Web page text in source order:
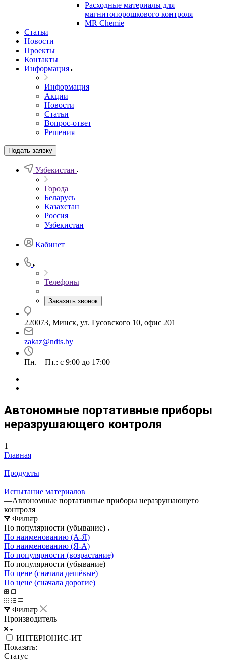
Расходные материалы для
магнитопорошкового контроля
MR Chemie
Статьи
Новости
Проекты
Контакты
Информация
Информация
Акции
Новости
Статьи
Вопрос-ответ
Решения
Подать заявку
Узбекистан
Города
Беларусь
Казахстан
Россия
Узбекистан
Кабинет
Телефоны
Заказать звонок
220073, Минск, ул. Гусовского 10, офис 201
zakaz@ndts.by
Пн. – Пт.: с 9:00 до 17:00
Автономные портативные приборы
неразрушающего контроля
1
Главная
—
Продукты
—
Испытание материалов
—Автономные портативные приборы неразрушающего
контроля
Фильтр
По популярности (убывание)
По наименованию (А-Я)
По наименованию (Я-А)
По популярности (возрастание)
По популярности (убывание)
По цене (сначала дешёвые)
По цене (сначала дорогие)
Фильтр
Производитель
ИНТЕРЮНИС-ИТ
Показать:
Статус